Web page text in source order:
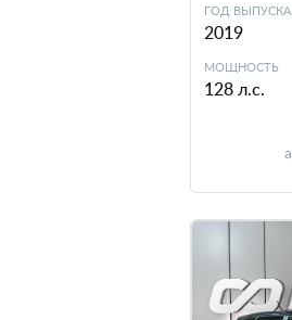
ГОД ВЫПУСКА
2019
МОЩНОСТЬ
128 л.с.